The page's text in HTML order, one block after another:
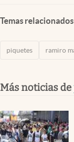
Temas relacionados
piquetes ramiro
Más noticias de